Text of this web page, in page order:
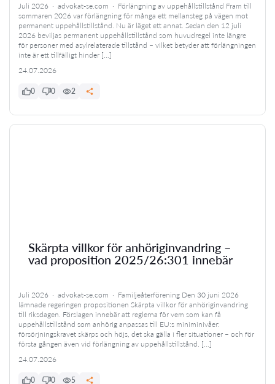
Juli 2026 · advokat-se.com · Förlängning av uppehållstillstånd Fram till
sommaren 2026 var förlängning för många ett mellansteg på vägen mot
permanent uppehållstillstånd. Nu är läget ett annat. Sedan den 12 juli
2026 beviljas permanent uppehållstillstånd som huvudregel inte längre
för personer med asylrelaterade tillstånd – vilket betyder att förlängningen
inte är ett tillfälligt hinder […]
24.07.2026
0 0 2
Skärpta villkor för anhöriginvandring –
vad proposition 2025/26:301 innebär
Juli 2026 · advokat-se.com · Familjeåterförening Den 30 juni 2026
lämnade regeringen propositionen Skärpta villkor för anhöriginvandring
till riksdagen. Förslagen innebär att reglerna för vem som kan få
uppehållstillstånd som anhörig anpassas till EU:s miniminivåer:
försörjningskravet skärps och höjs, det ska gälla i fler situationer – och för
första gången även vid förlängning av uppehållstillstånd. […]
24.07.2026
0 0 5